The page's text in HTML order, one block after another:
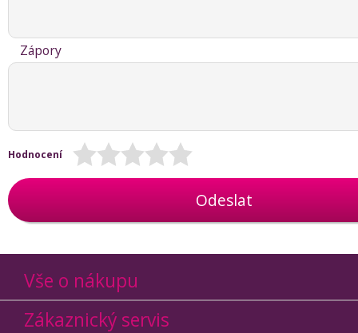
Zápory
Hodnocení
Odeslat
Vše o nákupu
Zákaznický servis